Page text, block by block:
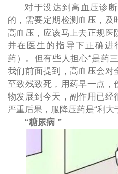
对于没达到高血压诊
的，需要定期检测血压，及
高血压，应该马上去正规医
并在医生的指导下正确进
药）。但有些人担心“是药
我们前面提到，高血压会
至致残致死，用药早一点
物发展到今天，副作用已经
严重后果，服降压药是“利
“糖尿病 ”